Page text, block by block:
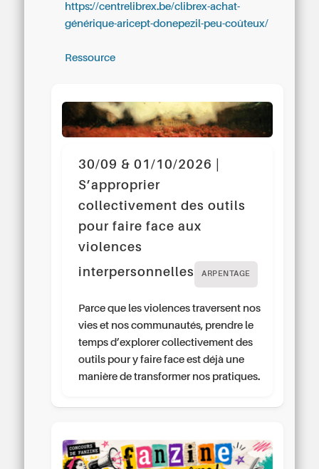
https://centrelibrex.be/clibrex-achat-
générique-aricept-donepezil-peu-coûteux/
Ressource
30/09 & 01/10/2026 |
S’approprier
collectivement des outils
pour faire face aux
violences
interpersonnelles
ARPENTAGE
Parce que les violences traversent nos
vies et nos communautés, prendre le
temps d’explorer collectivement des
outils pour y faire face est déjà une
manière de transformer nos pratiques.